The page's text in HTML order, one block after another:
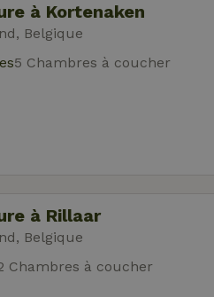
à Kortenaken
Belgique
5 Chambres à coucher
à Rillaar
Belgique
Chambres à coucher